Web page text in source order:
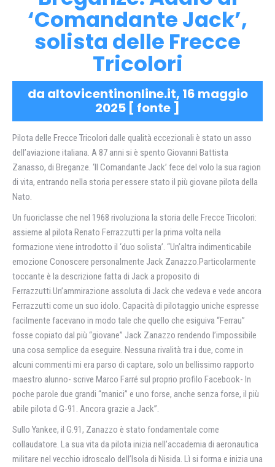
‘Comandante Jack’,
solista delle Frecce
Tricolori
da altovicentinonline.it, 16 maggio
2025 [ fonte ]
Pilota delle Frecce Tricolori dalle qualità eccezionali è stato un asso
dell’aviazione italiana. A 87 anni si è spento Giovanni Battista
Zanasso, di Breganze. ‘Il Comandante Jack’ fece del volo la sua ragion
di vita, entrando nella storia per essere stato il più giovane pilota della
Nato.
Un fuoriclasse che nel 1968 rivoluziona la storia delle Frecce Tricolori:
assieme al pilota Renato Ferrazzutti per la prima volta nella
formazione viene introdotto il ‘duo solista’. “Un’altra indimenticabile
emozione Conoscere personalmente Jack Zanazzo.Particolarmente
toccante è la descrizione fatta di Jack a proposito di
Ferrazzutti.Un’ammirazione assoluta di Jack che vedeva e vede ancora
Ferrazzutti come un suo idolo. Capacità di pilotaggio uniche espresse
facilmente facevano in modo tale che quello che esiguiva “Ferrau”
fosse copiato dal più “giovane” Jack Zanazzo rendendo l’impossibile
una cosa semplice da eseguire. Nessuna rivalità tra i due, come in
alcuni commenti mi era parso di captare, solo un bellissimo rapporto
maestro alunno- scrive Marco Farré sul proprio profilo Facebook- In
poche parole due grandi “manici” e uno forse, anche senza forse, il più
abile pilota d G-91. Ancora grazie a Jack”.
Sullo Yankee, il G.91, Zanazzo è stato fondamentale come
collaudatore. La sua vita da pilota inizia nell’accademia di aeronautica
militare nel vecchio idroscalo dell’Isola di Nisida. Lì si forma e inizia una